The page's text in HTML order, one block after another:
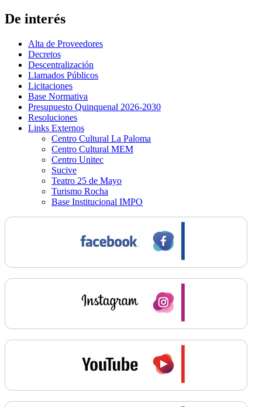
De interés
Alta de Proveedores
Decretos
Descentralización
Llamados Públicos
Licitaciones
Base Normativa
Presupuesto Quinquenal 2026-2030
Resoluciones
Links Externos
Centro Cultural La Paloma
Centro Cultural MEM
Centro Unitec
Sucive
Teatro 25 de Mayo
Turismo Rocha
Base Institucional IMPO